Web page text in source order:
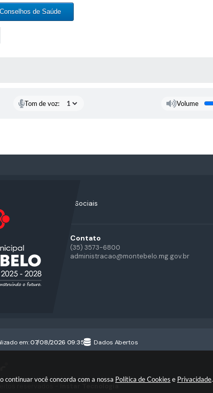
continuar você concorda com a nossa Política de Cookies e Privacidade.
de Saúde
Tom de voz: Volume
nossas Redes Sociais
Contato
(35) 3573-6800
administracao@montebelo.mg.gov.br
em:07/08/2026 09:35 Dados Abertos